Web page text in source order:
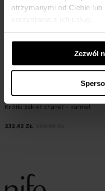
otrzymanymi od Ciebie
Zezwól
Krótki żakiet chanel - karmel
232,42 ZŁ